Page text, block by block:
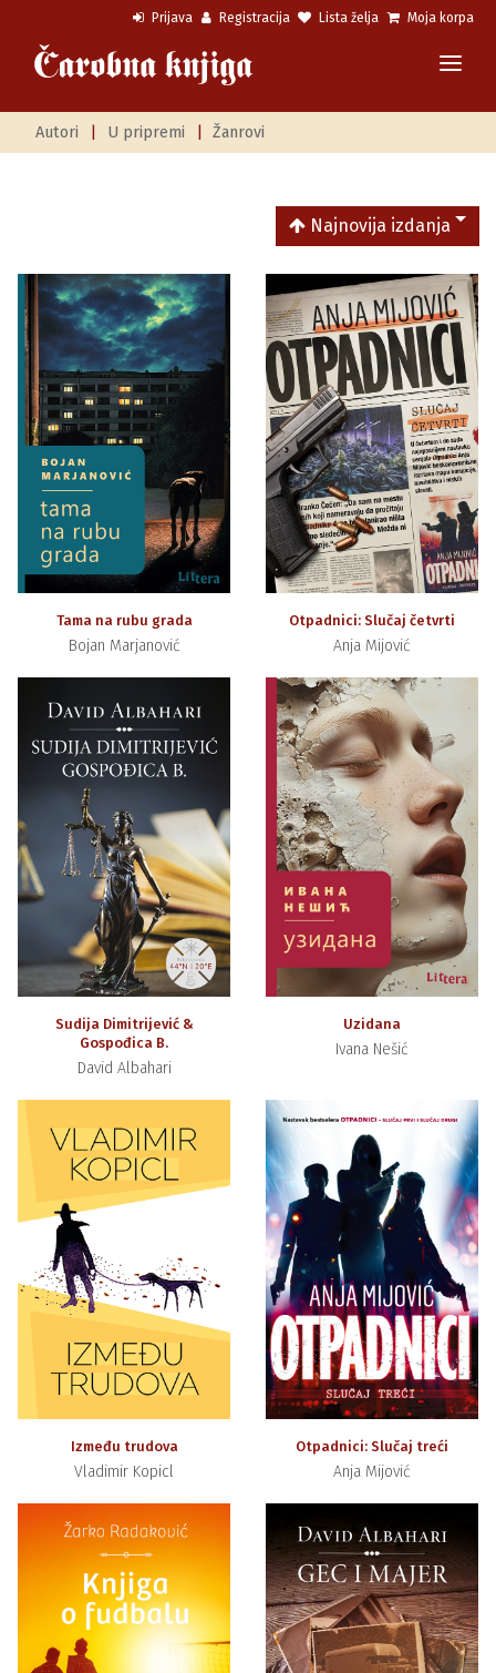
Prijava Registracija Lista želja Moja korpa
Autori U pripremi Žanrovi
Najnovija izdanja
Tama na rubu grada
Bojan Marjanović
Otpadnici: Slučaj četvrti
Anja Mijović
Sudija Dimitrijević &
Gospođica B.
David Albahari
Uzidana
Ivana Nešić
Između trudova
Vladimir Kopicl
Otpadnici: Slučaj treći
Anja Mijović